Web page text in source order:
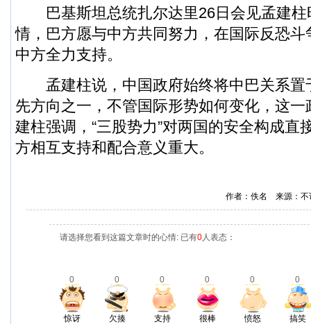
巴基斯坦总统扎尔达里26日会见孟建柱
情，巴方愿与中方共同努力，在国际反恐
中方全力支持。
孟建柱说，中国政府始终将中巴关系置
先方向之一，不管国际形势如何变化，这
建柱强调，“三股势力”对两国的安全构成直
方相互支持和配合意义重大。
作者：佚名 来源：
请选择您看到这篇文章时的心情: 已有0人表态：
0 0 0 0 0 0
惊讶 欠揍 支持 很棒 愤怒 搞笑